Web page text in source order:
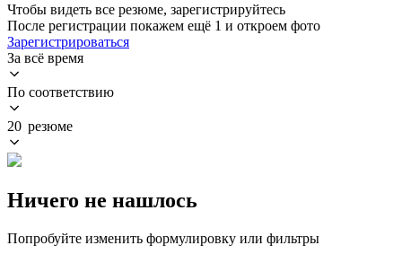
Чтобы видеть все резюме, зарегистрируйтесь
После регистрации покажем ещё 1 и откроем фото
Зарегистрироваться
За всё время
По соответствию
20 резюме
Ничего не нашлось
Попробуйте изменить формулировку или фильтры